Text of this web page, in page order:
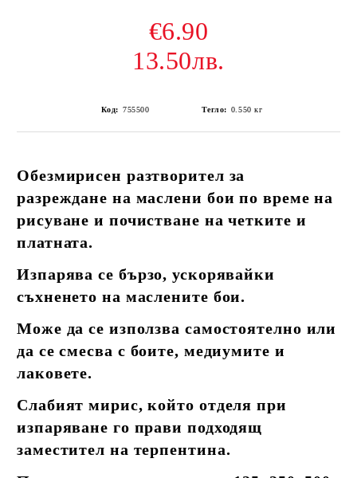
€6.90
13.50лв.
Код: 755500 Тегло: 0.550 кг
Обезмирисен разтворител за
разреждане на маслени бои по време на
рисуване и почистване на четките и
платната.
Изпарява се бързо, ускорявайки
съхненето на маслените бои.
Може да се използва самостоятелно или
да се смесва с боите, медиумите и
лаковете.
Слабият мирис, който отделя при
изпаряване го прави подходящ
заместител на терпентина.